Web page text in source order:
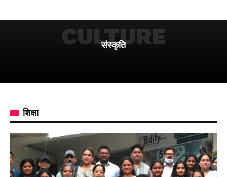
संस्कृति
CULTURE
शिक्षा